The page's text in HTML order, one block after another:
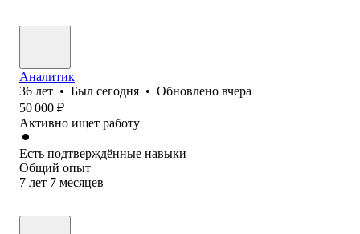
Аналитик
36 лет • Был сегодня • Обновлено вчера
50 000 ₽
Активно ищет работу
Есть подтверждённые навыки
Общий опыт
7 лет 7 месяцев